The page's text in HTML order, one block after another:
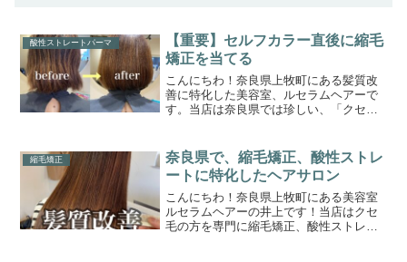
酸性ストレートパーマ
【重要】セルフカラー直後に縮毛
矯正を当てる
こんにちわ！奈良県上牧町にある髪質改
善に特化した美容室、ルセラムヘアーで
す。当店は奈良県では珍しい、「クセ毛
お役立ちできれば嬉しく思います。ひと
りひとりに合わせた、オー...
縮毛矯正
奈良県で、縮毛矯正、酸性ストレ
ートに特化したヘアサロン
こんにちわ！奈良県上牧町にある美容室
ルセラムヘアーの井上です！当店はクセ
毛の方を専門に縮毛矯正、酸性ストレー